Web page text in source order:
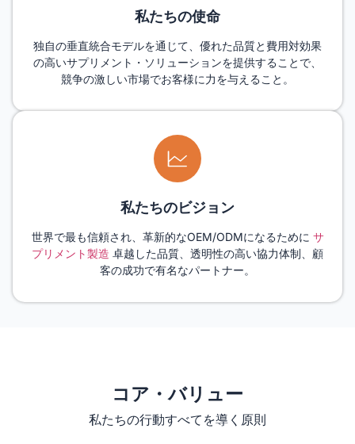
私たちの使命
独自の垂直統合モデルを通じて、優れた品質と費用対効果
の高いサプリメント・ソリューションを提供することで、
競争の激しい市場でお客様に力を与えること。
私たちのビジョン
世界で最も信頼され、革新的なOEM/ODMになるために サ
プリメント製造 卓越した品質、透明性の高い協力体制、顧
客の成功で有名なパートナー。
コア・バリュー
私たちの行動すべてを導く原則